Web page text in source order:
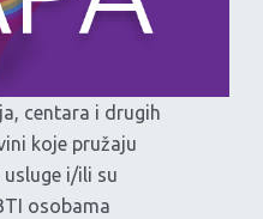
centara i drugih
koje pružaju
i/ili su
osobama